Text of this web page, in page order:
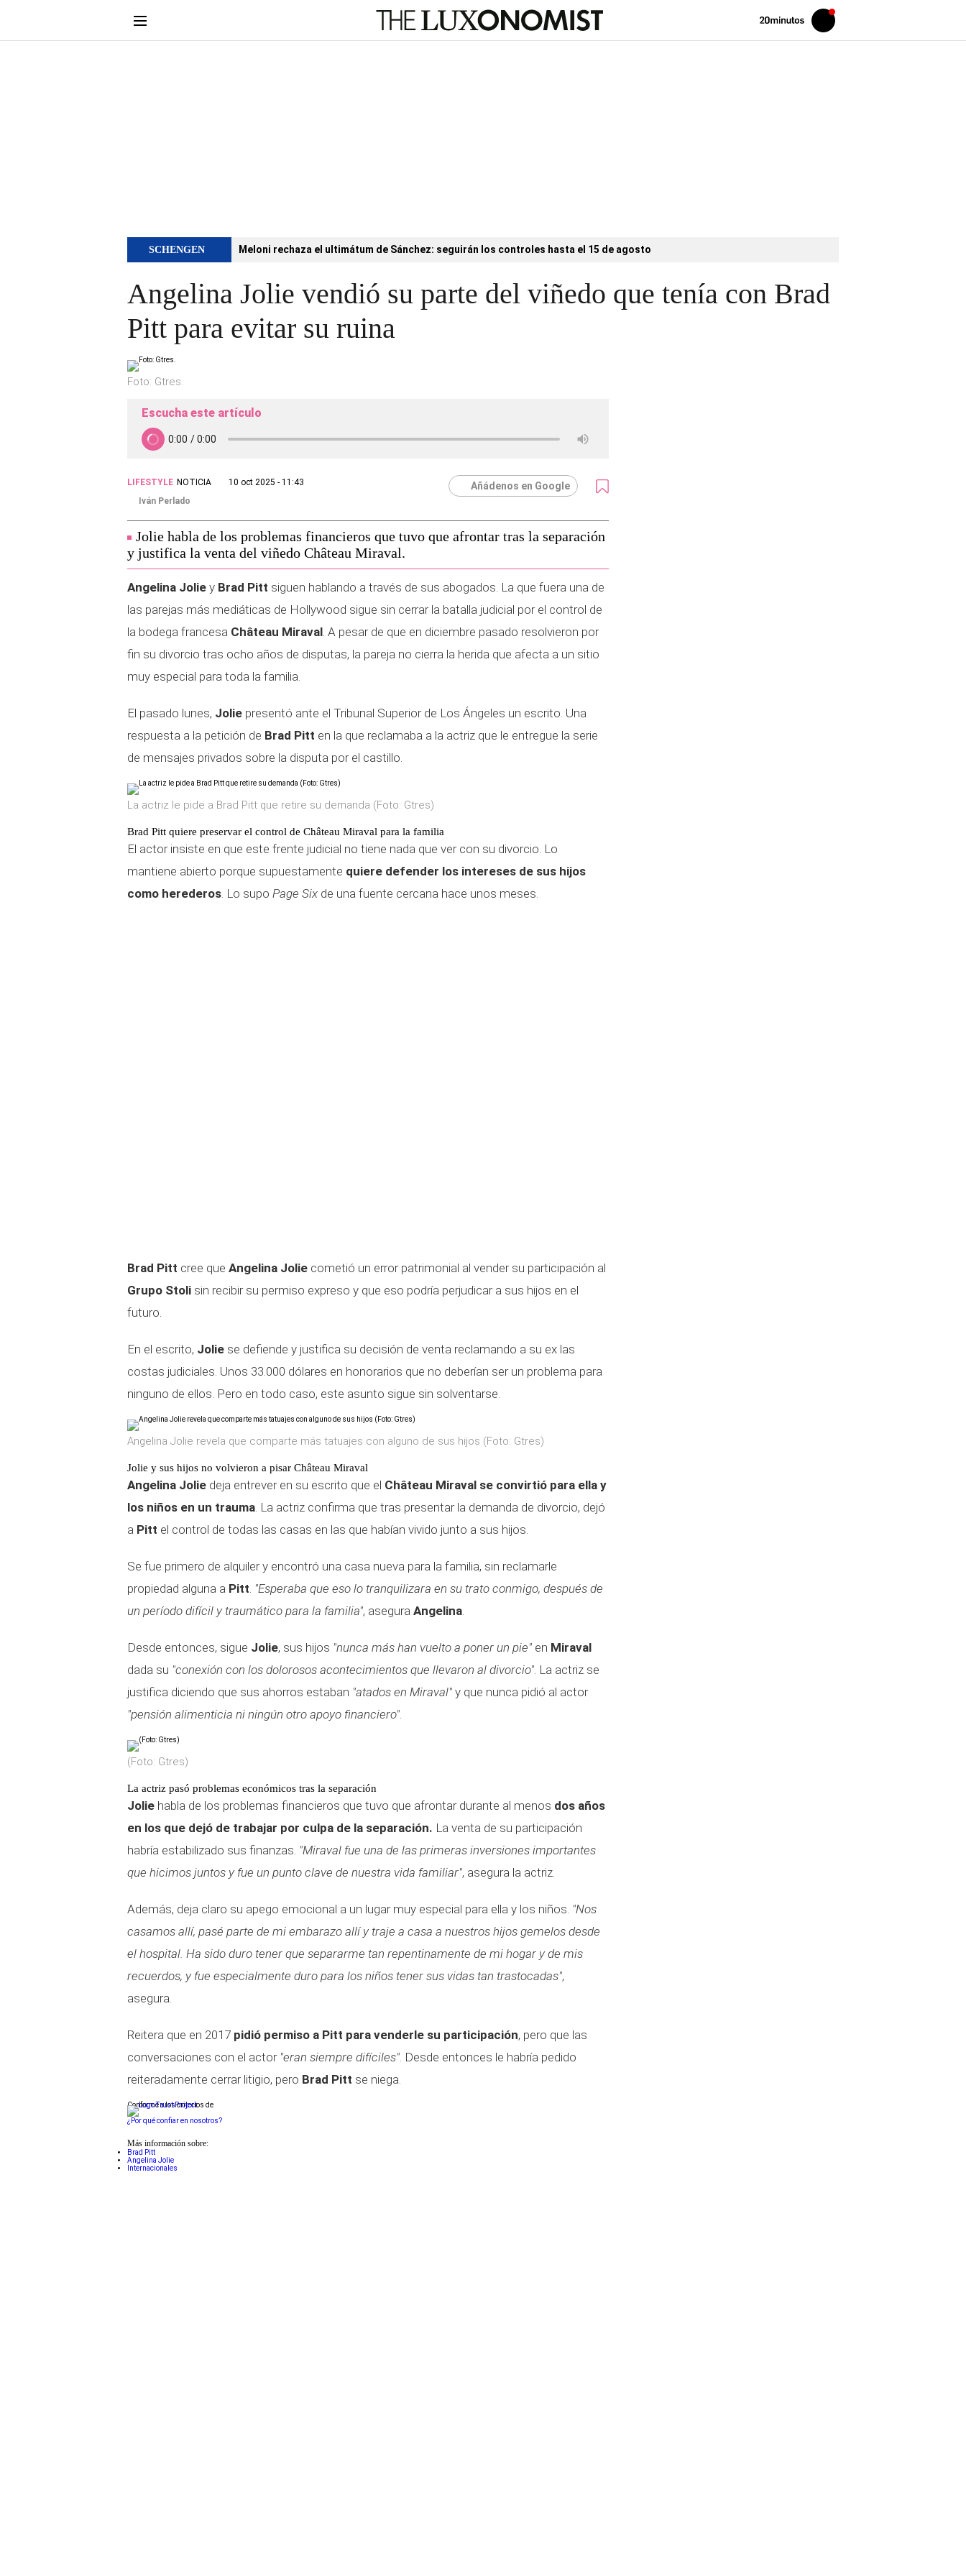
Volver
Iniciar
sesión
SCHENGEN Meloni rechaza el ultimátum de Sánchez: seguirán los controles hasta el 15 de agosto
Angelina Jolie vendió su parte del viñedo que tenía con Brad
Pitt para evitar su ruina
Foto: Gtres.
Escucha este artículo
LIFESTYLE NOTICIA
10 oct 2025 - 11:43
Iván Perlado
Añádenos en Google
Jolie habla de los problemas financieros que tuvo que afrontar tras la separación
y justifica la venta del viñedo Château Miraval.
Angelina Jolie y Brad Pitt siguen hablando a través de sus abogados. La que fuera una de
las parejas más mediáticas de Hollywood sigue sin cerrar la batalla judicial por el control de
la bodega francesa Château Miraval. A pesar de que en diciembre pasado resolvieron por
fin su divorcio tras ocho años de disputas, la pareja no cierra la herida que afecta a un sitio
muy especial para toda la familia.
El pasado lunes, Jolie presentó ante el Tribunal Superior de Los Ángeles un escrito. Una
respuesta a la petición de Brad Pitt en la que reclamaba a la actriz que le entregue la serie
de mensajes privados sobre la disputa por el castillo.
La actriz le pide a Brad Pitt que retire su demanda (Foto: Gtres)
Brad Pitt quiere preservar el control de Château Miraval para la familia
El actor insiste en que este frente judicial no tiene nada que ver con su divorcio. Lo
mantiene abierto porque supuestamente quiere defender los intereses de sus hijos
como herederos. Lo supo Page Six de una fuente cercana hace unos meses.
Brad Pitt cree que Angelina Jolie cometió un error patrimonial al vender su participación al
Grupo Stoli sin recibir su permiso expreso y que eso podría perjudicar a sus hijos en el
futuro.
En el escrito, Jolie se defiende y justifica su decisión de venta reclamando a su ex las
costas judiciales. Unos 33.000 dólares en honorarios que no deberían ser un problema para
ninguno de ellos. Pero en todo caso, este asunto sigue sin solventarse.
Angelina Jolie revela que comparte más tatuajes con alguno de sus hijos (Foto: Gtres)
Jolie y sus hijos no volvieron a pisar Château Miraval
Angelina Jolie deja entrever en su escrito que el Château Miraval se convirtió para ella y
los niños en un trauma. La actriz confirma que tras presentar la demanda de divorcio, dejó
a Pitt el control de todas las casas en las que habían vivido junto a sus hijos.
Se fue primero de alquiler y encontró una casa nueva para la familia, sin reclamarle
propiedad alguna a Pitt. "Esperaba que eso lo tranquilizara en su trato conmigo, después de
un período difícil y traumático para la familia", asegura Angelina.
Desde entonces, sigue Jolie, sus hijos "nunca más han vuelto a poner un pie" en Miraval
dada su "conexión con los dolorosos acontecimientos que llevaron al divorcio". La actriz se
justifica diciendo que sus ahorros estaban "atados en Miraval" y que nunca pidió al actor
"pensión alimenticia ni ningún otro apoyo financiero".
(Foto: Gtres)
La actriz pasó problemas económicos tras la separación
Jolie habla de los problemas financieros que tuvo que afrontar durante al menos dos años
en los que dejó de trabajar por culpa de la separación. La venta de su participación
habría estabilizado sus finanzas. "Miraval fue una de las primeras inversiones importantes
que hicimos juntos y fue un punto clave de nuestra vida familiar", asegura la actriz.
Además, deja claro su apego emocional a un lugar muy especial para ella y los niños. "Nos
casamos allí, pasé parte de mi embarazo allí y traje a casa a nuestros hijos gemelos desde
el hospital. Ha sido duro tener que separarme tan repentinamente de mi hogar y de mis
recuerdos, y fue especialmente duro para los niños tener sus vidas tan trastocadas",
asegura.
Reitera que en 2017 pidió permiso a Pitt para venderle su participación, pero que las
conversaciones con el actor "eran siempre difíciles". Desde entonces le habría pedido
reiteradamente cerrar litigio, pero Brad Pitt se niega.
Conforme a los criterios de
¿Por qué confiar en nosotros?
Más información sobre:
Brad Pitt
Angelina Jolie
Internacionales